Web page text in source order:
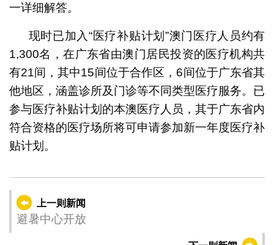
一详细解答。
现时已加入“医疗补贴计划”澳门医疗人员约有
1,300名，在广东省由澳门居民投资的医疗机构共
有21间，其中15间位于合作区，6间位于广东省其
他地区，涵盖诊所及门诊等不同类型医疗服务。已
参与医疗补贴计划的本澳医疗人员，其于广东省内
符合资格的医疗场所将可申请参加新一年度医疗补
贴计划。
上一则新闻
避暑中心开放